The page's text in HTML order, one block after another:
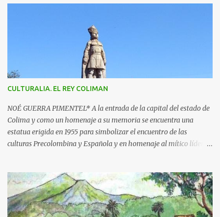
n
o
s
CULTURALIA. EL REY COLIMAN
NOÉ GUERRA PIMENTEL* A la entrada de la capital del estado de
Colima y como un homenaje a su memoria se encuentra una
estatua erigida en 1955 para simbolizar el encuentro de las
culturas Precolombina y Española y en homenaje al mítico líder
de México. El monumento representa a un ideal guerrero en pie,
sobre una base circular de más de 7 metros de alto. La estatua
labrada en piedra tono gris, descansa sobre un pedestal con el
jeroglífico primitivo de "Acolman" y la inscripción: Rey de